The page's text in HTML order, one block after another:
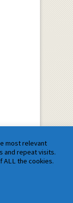
most relevant
and repeat visits.
ALL the cookies.